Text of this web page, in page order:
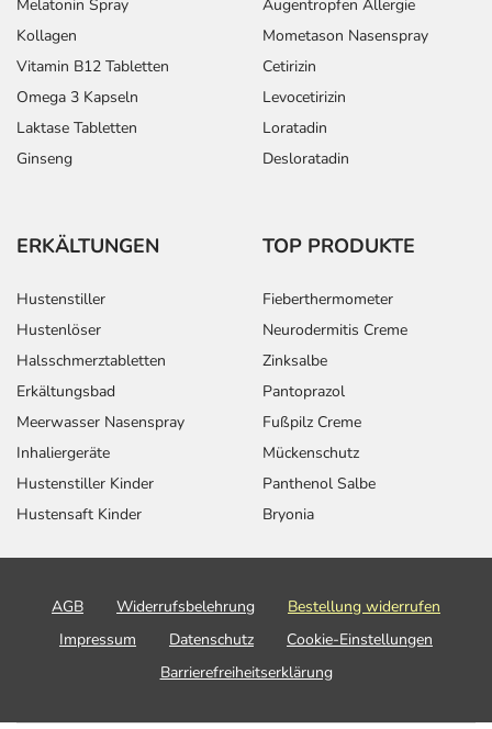
Melatonin Spray
Kollagen
Vitamin B12 Tabletten
Omega 3 Kapseln
Laktase Tabletten
Ginseng
Augentropfen Allergie
Mometason Nasenspray
Cetirizin
Levocetirizin
Loratadin
Desloratadin
ERKÄLTUNGEN
Hustenstiller
Hustenlöser
Halsschmerztabletten
Erkältungsbad
Meerwasser Nasenspray
Inhaliergeräte
Hustenstiller Kinder
Hustensaft Kinder
TOP PRODUKTE
Fieberthermometer
Neurodermitis Creme
Zinksalbe
Pantoprazol
Fußpilz Creme
Mückenschutz
Panthenol Salbe
Bryonia
AGB Widerrufsbelehrung
Bestellung widerrufen
Impressum
Datenschutz
Cookie-Einstellungen
Barrierefreiheitserklärung